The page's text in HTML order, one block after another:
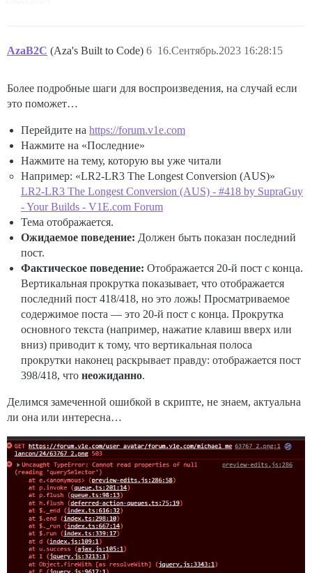
AzaB2C (Aza's Built to Code) 16.Сентябрь.2023 16:28:15
6
Более подробные шаги для воспроизведения, на случай если
это поможет…
Перейдите на https://forum.v1e.com
Нажмите на «Последние»
Нажмите на тему, которую вы уже читали
Например: «LR2-LR3 The Longest Conversion (AUS)»
LR2-LR3 The Longest Conversion (AUS) - #418 by SupraGuy
- Your Builds - V1E.com Forum
Тема отображается.
Ожидаемое поведение: Должен быть показан последний
пост.
Фактическое поведение: Отображается 20-й пост с конца.
Вертикальная прокрутка показывает, что отображается
последний пост 418/418, но это ложь! Просматриваемое
содержимое поста — это 20-й пост с конца. Прокрутка
основного текста (например, нажатие клавиш вверх или
вниз) приводит к тому, что вертикальная полоса
прокрутки наконец раскрывает правду: отображается пост
398/418, что неожиданно.
Делимся замеченной ошибкой в скрипте, не знаем, актуальна
ли она или интересна…